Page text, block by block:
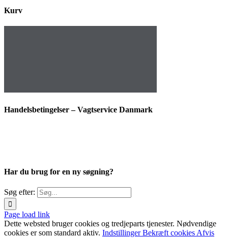
Kurv
Handelsbetingelser – Vagtservice Danmark
Har du brug for en ny søgning?
Søg efter:
Page load link
Dette websted bruger cookies og tredjeparts tjenester. Nødvendige
cookies er som standard aktiv. IndstillingerBekræft cookies Afvis